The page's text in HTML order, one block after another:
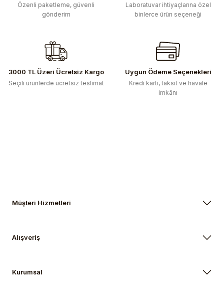
Özenli paketleme, güvenli
gönderim
Laboratuvar ihtiyaçlarına özel
binlerce ürün seçeneği
3000 TL Üzeri Ücretsiz Kargo
Seçili ürünlerde ücretsiz teslimat
Uygun Ödeme Seçenekleri
Kredi kartı, taksit ve havale
imkânı
Müşteri Hizmetleri
Alışveriş
Kurumsal